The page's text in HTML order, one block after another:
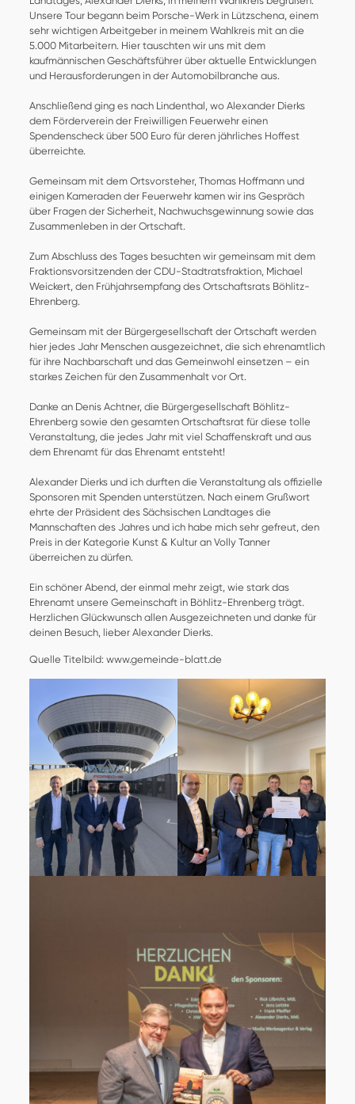
Unsere Tour begann beim Porsche-Werk in Lützschena, einem
sehr wichtigen Arbeitgeber in meinem Wahlkreis mit an die
5.000 Mitarbeitern. Hier tauschten wir uns mit dem
kaufmännischen Geschäftsführer über aktuelle Entwicklungen
und Herausforderungen in der Automobilbranche aus.
Anschließend ging es nach Lindenthal, wo Alexander Dierks
dem Förderverein der Freiwilligen Feuerwehr einen
Spendenscheck über 500 Euro für deren jährliches Hoffest
überreichte.
Gemeinsam mit dem Ortsvorsteher, Thomas Hoffmann und
einigen Kameraden der Feuerwehr kamen wir ins Gespräch
über Fragen der Sicherheit, Nachwuchsgewinnung sowie das
Zusammenleben in der Ortschaft.
Zum Abschluss des Tages besuchten wir gemeinsam mit dem
Fraktionsvorsitzenden der CDU-Stadtratsfraktion, Michael
Weickert, den Frühjahrsempfang des Ortschaftsrats Böhlitz-
Ehrenberg.
Gemeinsam mit der Bürgergesellschaft der Ortschaft werden
hier jedes Jahr Menschen ausgezeichnet, die sich ehrenamtlich
für ihre Nachbarschaft und das Gemeinwohl einsetzen – ein
starkes Zeichen für den Zusammenhalt vor Ort.
Danke an Denis Achtner, die Bürgergesellschaft Böhlitz-
Ehrenberg sowie den gesamten Ortschaftsrat für diese tolle
Veranstaltung, die jedes Jahr mit viel Schaffenskraft und aus
dem Ehrenamt für das Ehrenamt entsteht!
Alexander Dierks und ich durften die Veranstaltung als offizielle
Sponsoren mit Spenden unterstützen. Nach einem Grußwort
ehrte der Präsident des Sächsischen Landtages die
Mannschaften des Jahres und ich habe mich sehr gefreut, den
Preis in der Kategorie Kunst & Kultur an Volly Tanner
überreichen zu dürfen.
Ein schöner Abend, der einmal mehr zeigt, wie stark das
Ehrenamt unsere Gemeinschaft in Böhlitz-Ehrenberg trägt.
Herzlichen Glückwunsch allen Ausgezeichneten und danke für
deinen Besuch, lieber Alexander Dierks.
Quelle Titelbild: www.gemeinde-blatt.de